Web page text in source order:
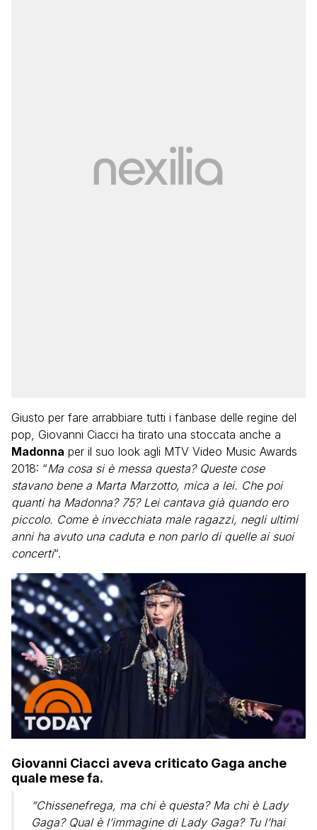
Giusto per fare arrabbiare tutti i fanbase delle regine del
pop, Giovanni Ciacci ha tirato una stoccata anche a
Madonna per il suo look agli MTV Video Music Awards
2018: “Ma cosa si è messa questa? Queste cose
stavano bene a Marta Marzotto, mica a lei. Che poi
quanti ha Madonna? 75? Lei cantava già quando ero
piccolo. Come è invecchiata male ragazzi, negli ultimi
anni ha avuto una caduta e non parlo di quelle ai suoi
concerti“.
Giovanni Ciacci aveva criticato Gaga anche
quale mese fa.
“Chissenefrega, ma chi è questa? Ma chi è Lady
Gaga? Qual è l’immagine di Lady Gaga? Tu l’hai